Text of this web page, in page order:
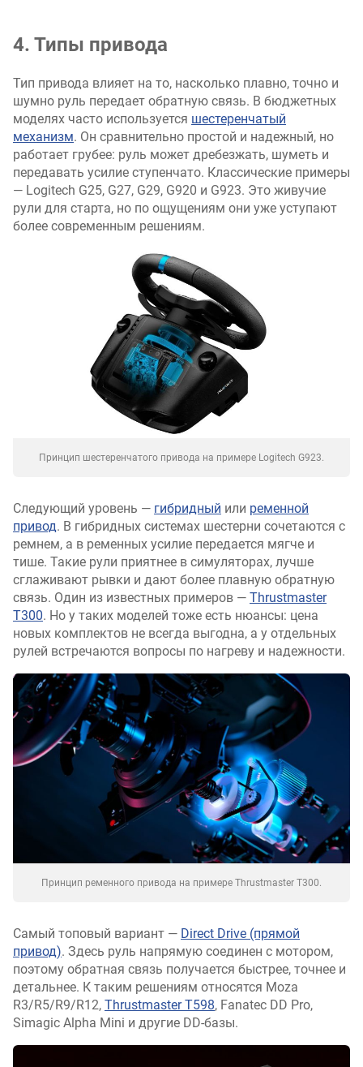
4. Типы привода
Тип привода влияет на то, насколько плавно, точно и
шумно руль передает обратную связь. В бюджетных
моделях часто используется шестеренчатый
механизм. Он сравнительно простой и надежный, но
работает грубее: руль может дребезжать, шуметь и
передавать усилие ступенчато. Классические примеры
— Logitech G25, G27, G29, G920 и G923. Это живучие
рули для старта, но по ощущениям они уже уступают
более современным решениям.
Принцип шестеренчатого привода на примере Logitech G923.
Следующий уровень — гибридный или ременной
привод. В гибридных системах шестерни сочетаются с
ремнем, а в ременных усилие передается мягче и
тише. Такие рули приятнее в симуляторах, лучше
сглаживают рывки и дают более плавную обратную
связь. Один из известных примеров — Thrustmaster
T300. Но у таких моделей тоже есть нюансы: цена
новых комплектов не всегда выгодна, а у отдельных
рулей встречаются вопросы по нагреву и надежности.
Принцип ременного привода на примере Thrustmaster T300.
Самый топовый вариант — Direct Drive (прямой
привод). Здесь руль напрямую соединен с мотором,
поэтому обратная связь получается быстрее, точнее и
детальнее. К таким решениям относятся Moza
R3/R5/R9/R12, Thrustmaster T598, Fanatec DD Pro,
Simagic Alpha Mini и другие DD-базы.